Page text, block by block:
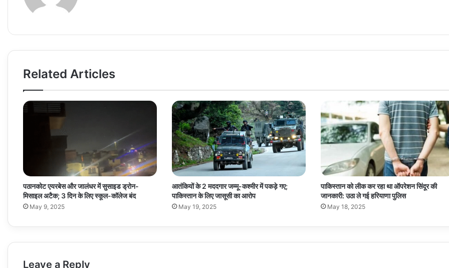
Related Articles
पठानकोट एयरबेस और जालंधर में सुसाइड ड्रोन-
मिसाइल अटैक; 3 दिन के लिए स्कूल-कॉलेज बंद
May 9, 2025
आतंकियों के 2 मददगार जम्मू-कश्मीर में पकड़े गए;
पाकिस्तान के लिए जासूसी का आरोप
May 19, 2025
पाकिस्तान को लीक कर रहा था ऑपरेशन सिंदूर की
जानकारी: उठा ले गई हरियाणा पुलिस
May 18, 2025
Leave a Reply